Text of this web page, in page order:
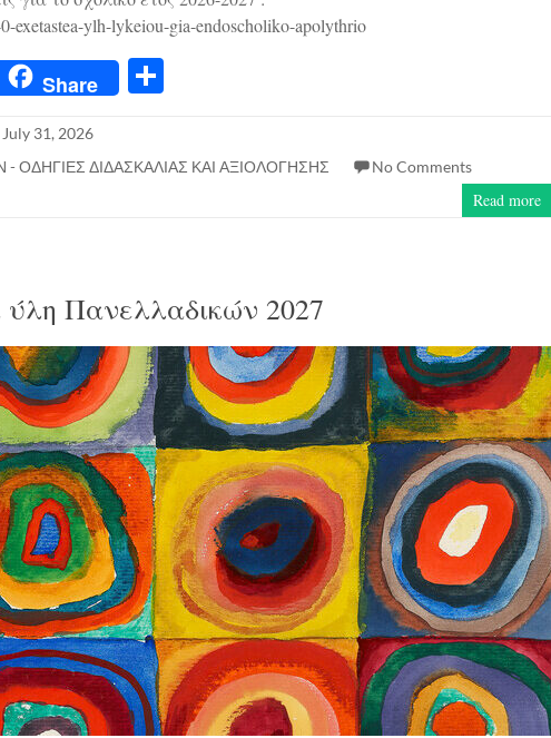
exetastea-ylh-lykeiou-gia-endoscholiko-apolythrio
Share
July 31, 2026
ΟΔΗΓΙΕΣ ΔΙΔΑΣΚΑΛΙΑΣ ΚΑΙ ΑΞΙΟΛΟΓΗΣΗΣ No Comments
Read more
ύλη Πανελλαδικών 2027